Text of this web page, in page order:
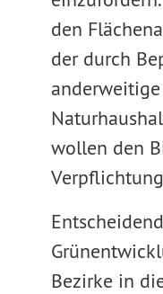
den
der durch
wollen den
Bezirke in